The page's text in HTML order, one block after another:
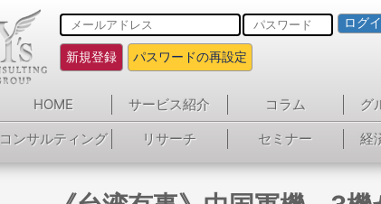
ログ
新規登録 パスワードの再設定
HOME サービス紹介 コラム グ
コンサルティング
リサーチ セミナー 経